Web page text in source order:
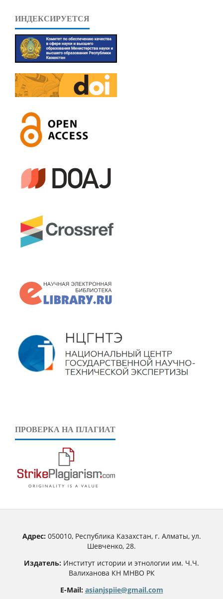
ИНДЕКСИРУЕТСЯ
ПРОВЕРКА НА ПЛАГИАТ
Адрес:050010, Республика Казахстан, г. Алматы, ул.
Шевченко, 28.
Издатель: Институт истории и этнологии им. Ч.Ч.
Валиханова КН МНВО РК
E-Mail: asianjspiie@gmail.com